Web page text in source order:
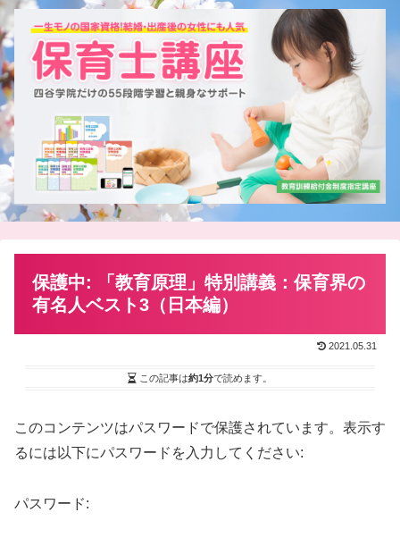
保護中: 「教育原理」特別講義：保育界の
有名人ベスト3（日本編）
2021.05.31
この記事は約1分で読めます。
このコンテンツはパスワードで保護されています。表示す
るには以下にパスワードを入力してください:
パスワード: